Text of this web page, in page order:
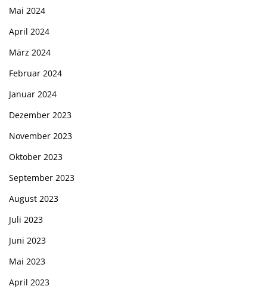
Mai 2024
April 2024
März 2024
Februar 2024
Januar 2024
Dezember 2023
November 2023
Oktober 2023
September 2023
August 2023
Juli 2023
Juni 2023
Mai 2023
April 2023